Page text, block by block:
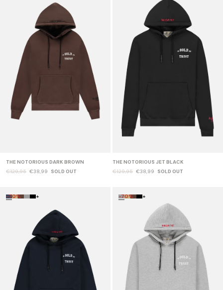
THE NOTORIOUS DARK BROWN
€129,95 €38,99 SOLD OUT
THE NOTORIOUS JET BLACK
€129,95 €38,99 SOLD OUT
+
-70% +
-70%